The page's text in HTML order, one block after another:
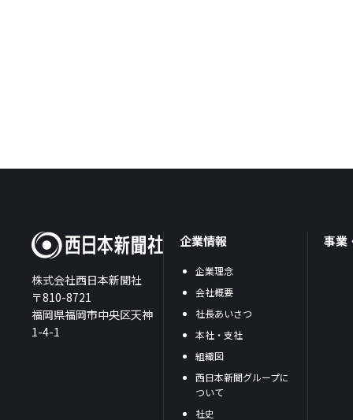
株式会社西日本新聞社
〒810-8721
福岡県福岡市中央区天神
1-4-1
企業情報
企業理念
会社概要
社長あいさつ
本社・支社
組織図
西日本新聞グループに
ついて
社史
事業